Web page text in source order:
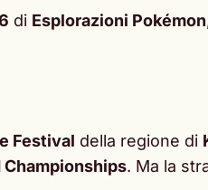
di Esplorazioni Pokémon
Festival della regione di
Championships. Ma la